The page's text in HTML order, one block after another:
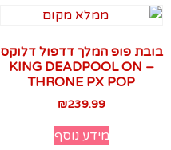
בובת פופ המלך דדפול דלוקס
– KING DEADPOOL ON
THRONE PX POP‏
₪239.99
מידע נוסף